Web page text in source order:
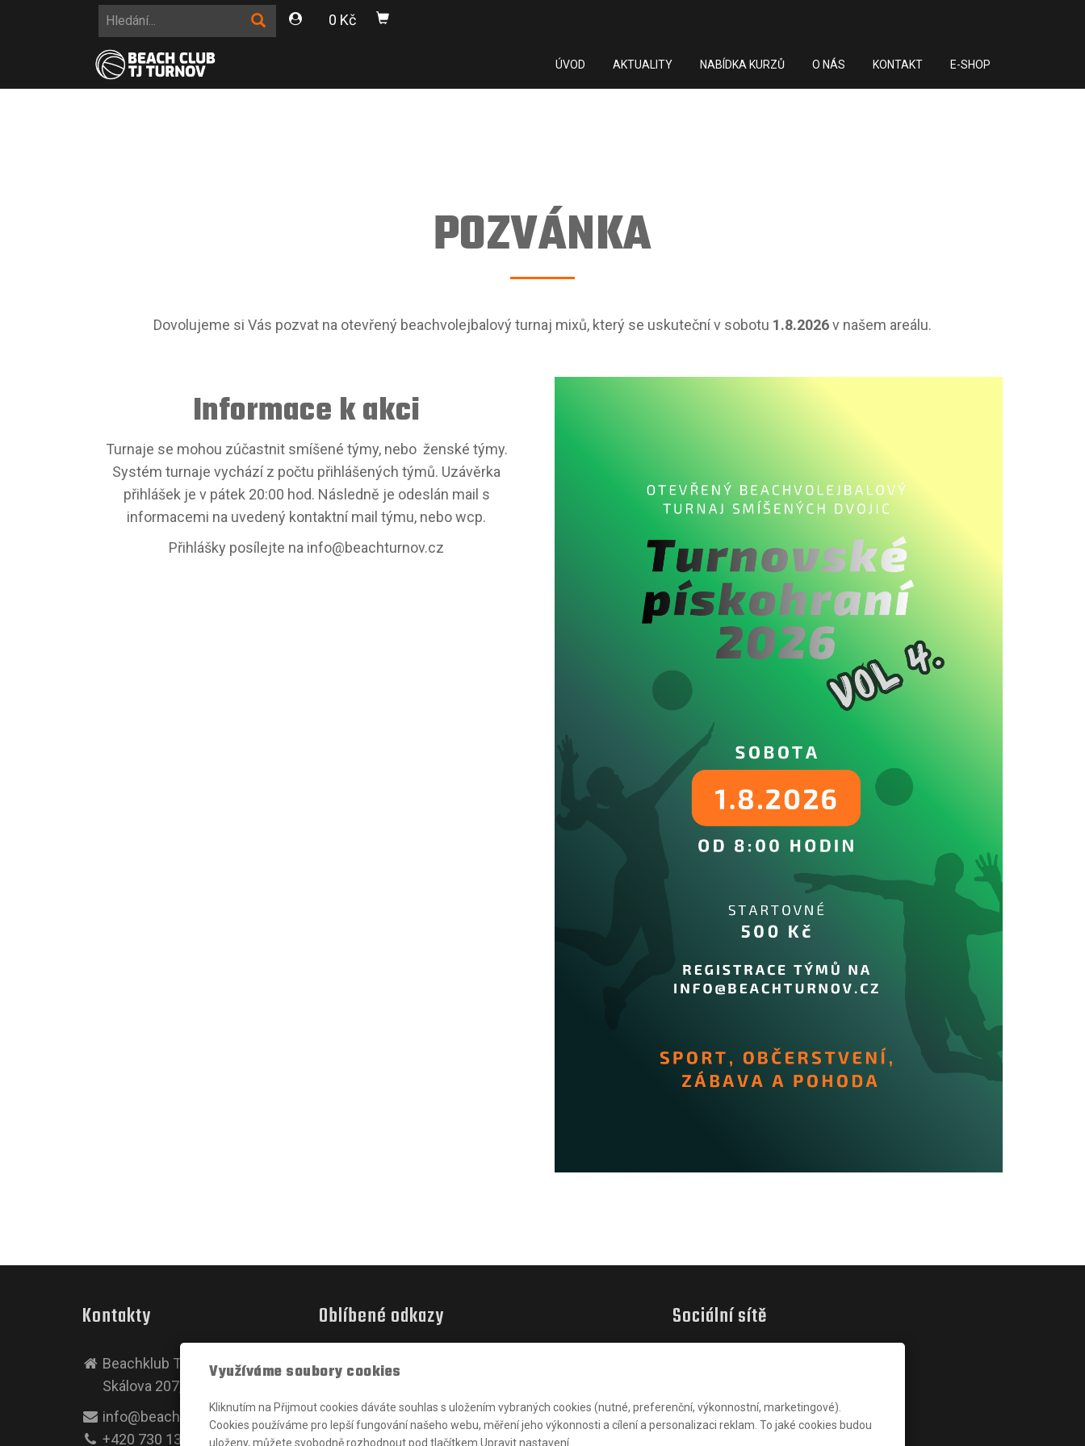
0 Kč
ÚVOD AKTUALITY NABÍDKA KURZŮ O NÁS KONTAKT E-SHOP
POZVÁNKA
Dovolujeme si Vás pozvat na otevřený beachvolejbalový turnaj mixů, který se uskuteční v sobotu 1.8.2026v našem areálu.
Informace k akci
Turnaje se mohou zúčastnit smíšené týmy, nebo ženské týmy.
Systém turnaje vychází z počtu přihlášených týmů. Uzávěrka
přihlášek je v pátek 20:00 hod. Následně je odeslán mail s
informacemi na uvedený kontaktní mail týmu, nebo wcp.
Přihlášky posílejte na info@beachturnov.cz
Kontakty
Beachklub TJ Turnov
Skálova 207, Turnov
info@beachturnov.cz
+420 730 135 773
Oblíbené odkazy
TJ Turnov
Schrack Technik
Sociální sítě
Využíváme soubory cookies
Kliknutím na Přijmout cookies dáváte souhlas s uložením vybraných cookies (nutné, preferenční, výkonnostní, marketingové).
Cookies používáme pro lepší fungování našeho webu, měření jeho výkonnosti a cílení a personalizaci reklam. To jaké cookies budou
uloženy, můžete svobodně rozhodnout pod tlačítkem Upravit nastavení.